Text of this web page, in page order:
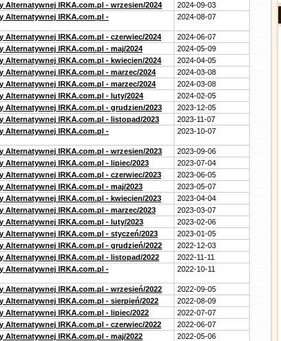
IRKA.com.pl - wrzesien/2024
2024-09-03
Alternatywnej IRKA.com.pl -
2024-08-07
IRKA.com.pl - czerwiec/2024
2024-06-07
IRKA.com.pl - maj/2024
2024-05-09
IRKA.com.pl - kwiecien/2024
2024-04-05
IRKA.com.pl - marzec/2024
2024-03-08
IRKA.com.pl - marzec/2024
2024-03-08
IRKA.com.pl - luty/2024
2024-02-05
IRKA.com.pl - grudzien/2023
2023-12-05
IRKA.com.pl - listopad/2023
2023-11-07
Alternatywnej IRKA.com.pl -
2023-10-07
IRKA.com.pl - wrzesien/2023
2023-09-06
IRKA.com.pl - lipiec/2023
2023-07-04
IRKA.com.pl - czerwiec/2023
2023-06-05
IRKA.com.pl - maj/2023
2023-05-07
IRKA.com.pl - kwiecien/2023
2023-04-04
IRKA.com.pl - marzec/2023
2023-03-07
IRKA.com.pl - luty/2023
2023-02-06
IRKA.com.pl - styczeń/2023
2023-01-05
IRKA.com.pl - grudzień/2022
2022-12-03
IRKA.com.pl - listopad/2022
2022-11-11
Alternatywnej IRKA.com.pl -
2022-10-11
IRKA.com.pl - wrzesień/2022
2022-09-05
IRKA.com.pl - sierpień/2022
2022-08-09
IRKA.com.pl - lipiec/2022
2022-07-07
IRKA.com.pl - czerwiec/2022
2022-06-07
IRKA.com.pl - maj/2022
2022-05-06